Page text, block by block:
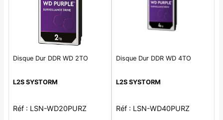
Disque Dur DDR WD 2TO
L2S SYSTORM
Réf : LSN-WD20PURZ
Disque Dur DDR WD 4TO
L2S SYSTORM
Réf : LSN-WD40PURZ